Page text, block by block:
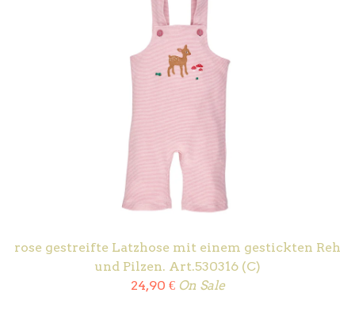
rose gestreifte Latzhose mit einem gestickten Reh
und Pilzen. Art.530316 (C)
24,90 € On Sale